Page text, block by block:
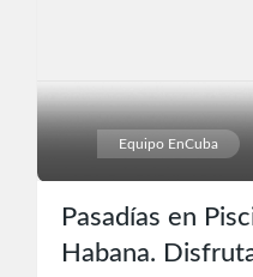
Equipo EnCuba
Pasadías en
Habana.